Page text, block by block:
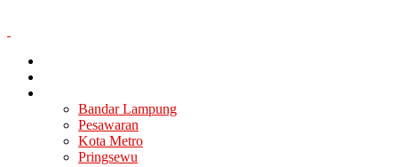
Bandar Lampung
Pesawaran
Kota Metro
Pringsewu